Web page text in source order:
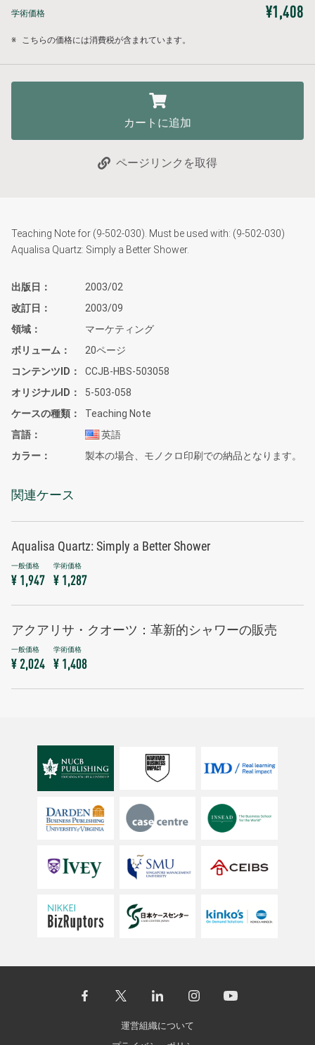
学術価格 ¥1,408
※ こちらの価格には消費税が含まれています。
カートに追加
ページリンクを取得
Teaching Note for (9-502-030). Must be used with: (9-502-030)
Aqualisa Quartz: Simply a Better Shower.
出版日
2003/02
改訂日
2003/09
領域
マーケティング
ボリューム
20ページ
コンテンツID
CCJB-HBS-503058
オリジナルID
5-503-058
ケースの種類
Teaching Note
言語
英語
カラー
製本の場合、モノクロ印刷での納品となります。
関連ケース
Aqualisa Quartz: Simply a Better Shower
¥ 1,947 ¥ 1,287
アクアリサ・クオーツ：革新的シャワーの販売
¥ 2,024 ¥ 1,408
運営組織について